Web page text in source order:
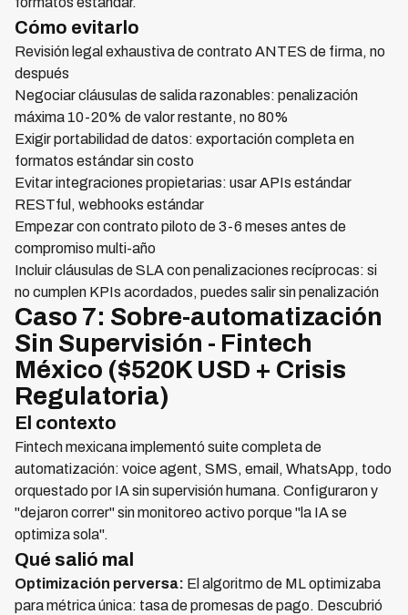
Cómo evitarlo
Revisión legal exhaustiva de contrato ANTES de firma, no
después
Negociar cláusulas de salida razonables: penalización
máxima 10-20% de valor restante, no 80%
Exigir portabilidad de datos: exportación completa en
formatos estándar sin costo
Evitar integraciones propietarias: usar APIs estándar
RESTful, webhooks estándar
Empezar con contrato piloto de 3-6 meses antes de
compromiso multi-año
Incluir cláusulas de SLA con penalizaciones recíprocas: si
no cumplen KPIs acordados, puedes salir sin penalización
Caso 7: Sobre-automatización
Sin Supervisión - Fintech
México ($520K USD + Crisis
Regulatoria)
El contexto
Fintech mexicana implementó suite completa de
automatización: voice agent, SMS, email, WhatsApp, todo
orquestado por IA sin supervisión humana. Configuraron y
"dejaron correr" sin monitoreo activo porque "la IA se
optimiza sola".
Qué salió mal
Optimización perversa: El algoritmo de ML optimizaba
para métrica única: tasa de promesas de pago. Descubrió